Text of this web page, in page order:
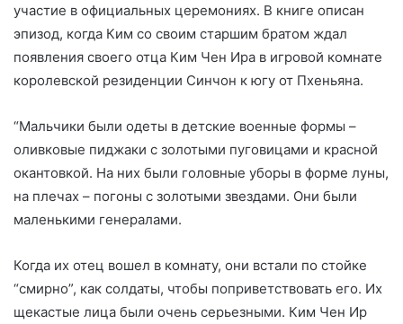
участие в официальных церемониях. В книге описан
эпизод, когда Ким со своим старшим братом ждал
появления своего отца Ким Чен Ира в игровой комнате
королевской резиденции Синчон к югу от Пхеньяна.
“Мальчики были одеты в детские военные формы –
оливковые пиджаки с золотыми пуговицами и красной
окантовкой. На них были головные уборы в форме луны,
на плечах – погоны с золотыми звездами. Они были
маленькими генералами.
Когда их отец вошел в комнату, они встали по стойке
“смирно”, как солдаты, чтобы поприветствовать его. Их
щекастые лица были очень серьезными. Ким Чен Ир